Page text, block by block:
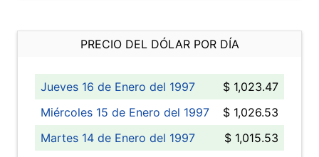
PRECIO DEL DÓLAR POR DÍA
Jueves 16 de Enero del 1997
$ 1,023.47
Miércoles 15 de Enero del 1997
$ 1,026.53
Martes 14 de Enero del 1997
$ 1,015.53